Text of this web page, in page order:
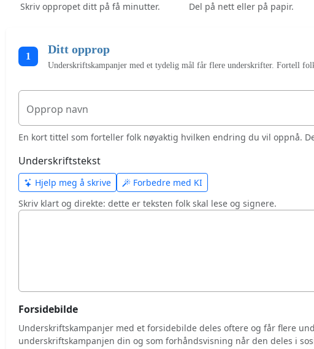
Skriv oppropet ditt på få minutter. Del på nett eller på papir.
1
Ditt opprop
Underskriftskampanjer med et tydelig mål får flere underskrifter. Fortell
Opprop navn
En kort tittel som forteller folk nøyaktig hvilken endring du vil oppnå.
Underskriftstekst
Hjelp meg å skrive
Forbedre med KI
Skriv klart og direkte: dette er teksten folk skal lese og signere.
Forsidebilde
Underskriftskampanjer med et forsidebilde deles oftere og får flere
underskriftskampanjen din og som forhåndsvisning når den deles i